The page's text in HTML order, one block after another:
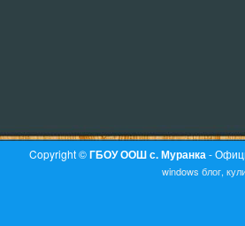
Copyright ©ГБОУ ООШ с. Муранка -
windows блог,